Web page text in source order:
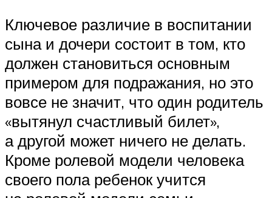
Ключевое различие в воспитании
сына и дочери состоит в том, кто
должен становиться основным
примером для подражания, но это
вовсе не значит, что один родитель
«вытянул счастливый билет»,
а другой может ничего не делать.
Кроме ролевой модели человека
своего пола ребенок учится